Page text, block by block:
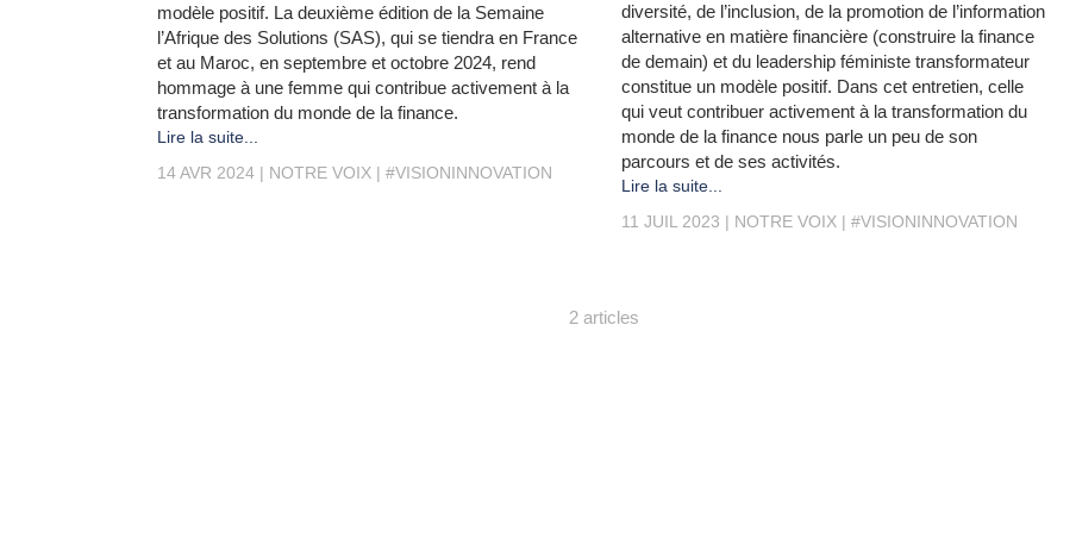
modèle positif. La deuxième édition de la Semaine
l’Afrique des Solutions (SAS), qui se tiendra en France
et au Maroc, en septembre et octobre 2024, rend
hommage à une femme qui contribue activement à la
transformation du monde de la finance.
Lire la suite...
14 AVR 2024
NOTRE VOIX #VISIONINNOVATION
diversité, de l’inclusion, de la promotion de l’information
alternative en matière financière (construire la finance
de demain) et du leadership féministe transformateur
constitue un modèle positif. Dans cet entretien, celle
qui veut contribuer activement à la transformation du
monde de la finance nous parle un peu de son
parcours et de ses activités.
Lire la suite...
11 JUIL 2023
NOTRE VOIX #VISIONINNOVATION
2 articles